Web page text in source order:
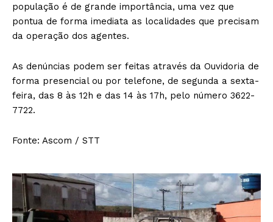
população é de grande importância, uma vez que
pontua de forma imediata as localidades que precisam
da operação dos agentes.
As denúncias podem ser feitas através da Ouvidoria de
forma presencial ou por telefone, de segunda a sexta-
feira, das 8 às 12h e das 14 às 17h, pelo número 3622-
7722.
Fonte: Ascom / STT